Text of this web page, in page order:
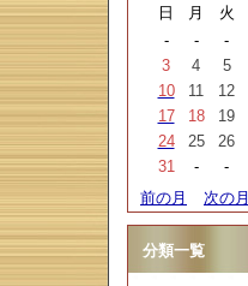
日
月 火
-
- -
3
4 5
10
11 12
17
18 19
24
25 26
31
- -
前の月
次の月
分類一覧